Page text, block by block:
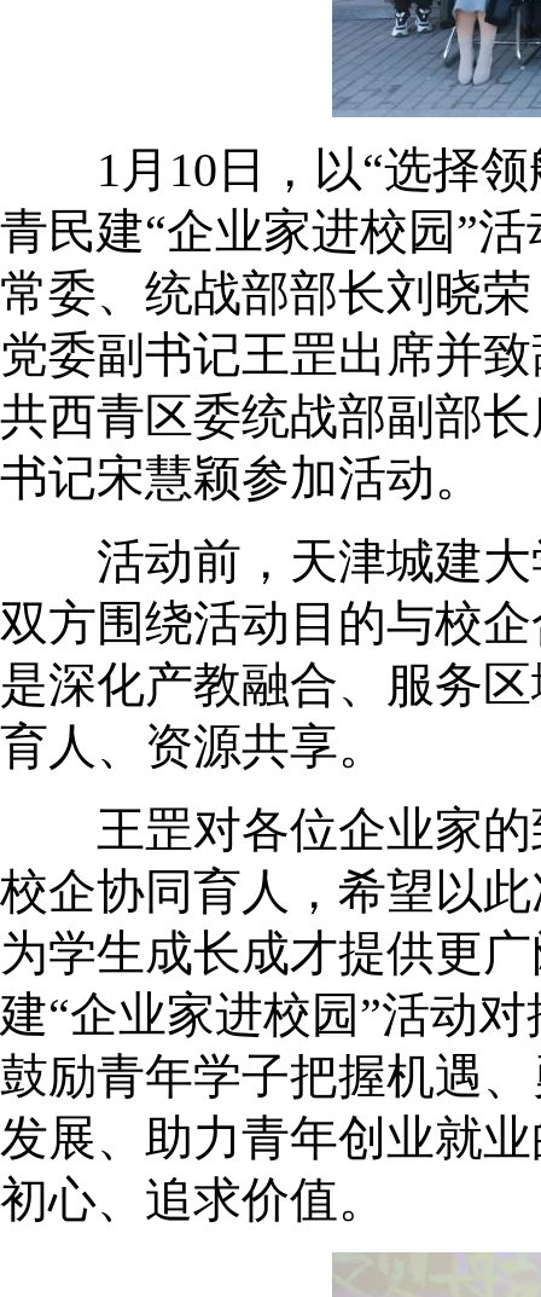
1月10日，以“选择领
青民建“企业家进校园”
常委、统战部部长刘晓
党委副书记王罡出席并
共西青区委统战部副部
书记宋慧颖参加活动。
活动前，天津城建大
双方围绕活动目的与校
是深化产教融合、服务
育人、资源共享。
王罡对各位企业家的
校企协同育人，希望以
为学生成长成才提供更
建“企业家进校园”活动
鼓励青年学子把握机遇
发展、助力青年创业就
初心、追求价值。